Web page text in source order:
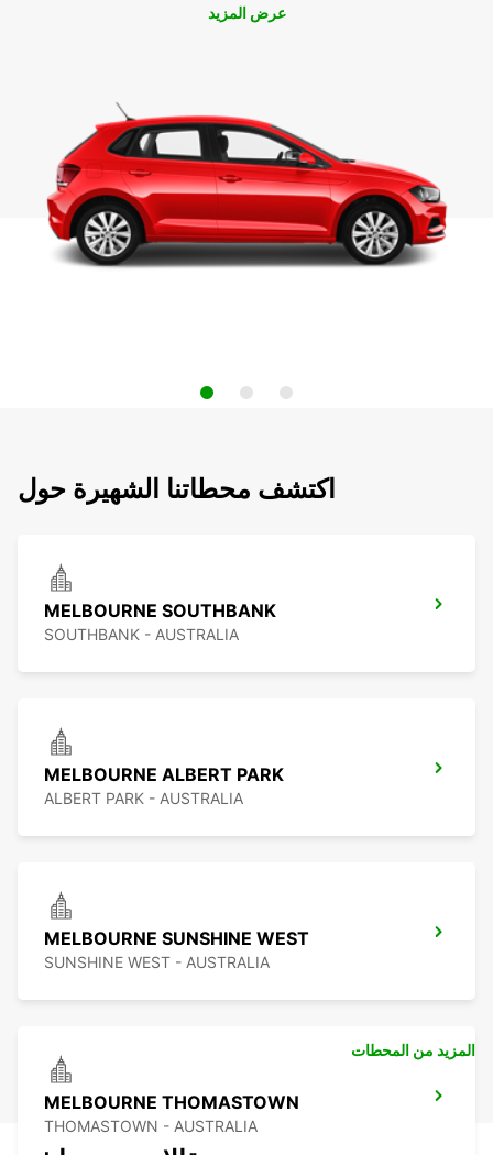
عرض المزيد
اكتشف محطاتنا الشهيرة حول
MELBOURNE SOUTHBANK
SOUTHBANK - AUSTRALIA
MELBOURNE ALBERT PARK
ALBERT PARK - AUSTRALIA
MELBOURNE SUNSHINE WEST
SUNSHINE WEST - AUSTRALIA
MELBOURNE THOMASTOWN
THOMASTOWN - AUSTRALIA
المزيد من المحطات